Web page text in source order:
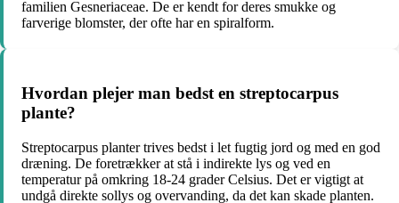
familien Gesneriaceae. De er kendt for deres smukke og
farverige blomster, der ofte har en spiralform.
Hvordan plejer man bedst en streptocarpus
plante?
Streptocarpus planter trives bedst i let fugtig jord og med en god
dræning. De foretrækker at stå i indirekte lys og ved en
temperatur på omkring 18-24 grader Celsius. Det er vigtigt at
undgå direkte sollys og overvanding, da det kan skade planten.